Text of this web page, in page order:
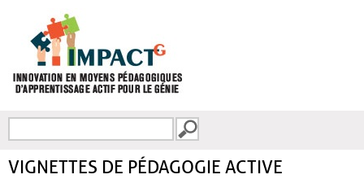
FORMULAIRE DE
VIGNETTES DE PÉDAGOGIE ACTIVE